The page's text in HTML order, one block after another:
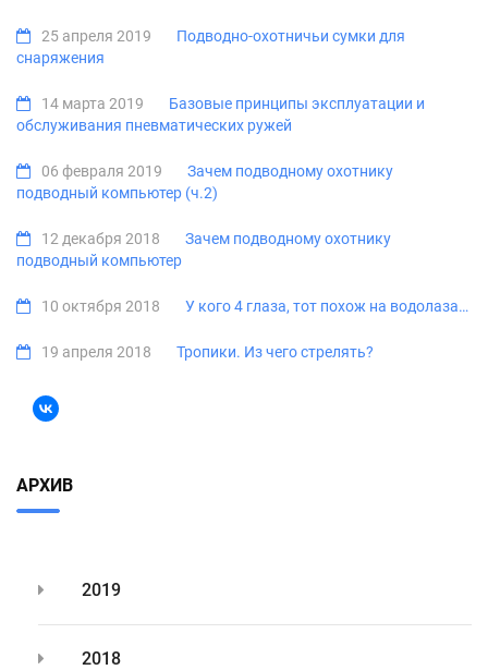
25 апреля 2019
Подводно-охотничьи сумки для
снаряжения
14 марта 2019
Базовые принципы эксплуатации и
обслуживания пневматических ружей
06 февраля 2019
Зачем подводному охотнику
подводный компьютер (ч.2)
12 декабря 2018
Зачем подводному охотнику
подводный компьютер
10 октября 2018 У кого 4 глаза, тот похож на водолаза…
19 апреля 2018 Тропики. Из чего стрелять?
АРХИВ
2019
2018